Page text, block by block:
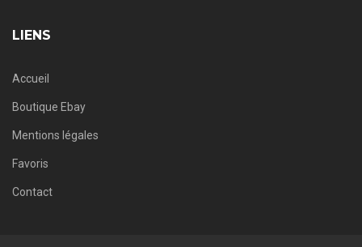
LIENS
Accueil
Boutique Ebay
Mentions légales
Favoris
Contact